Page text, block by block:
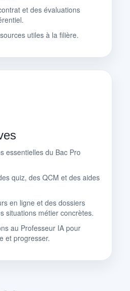
et des évaluations
utiles à la filière.
essentielles du Bac Pro
quiz, des QCM et des aides
en ligne et des dossiers
situations métier concrètes.
au Professeur IA pour
et progresser.